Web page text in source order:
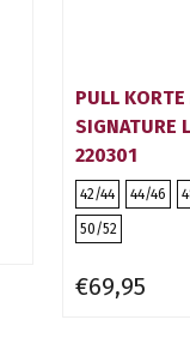
PULL
SIGNATURE
220301
42/44 44/46
50/52
€69,95